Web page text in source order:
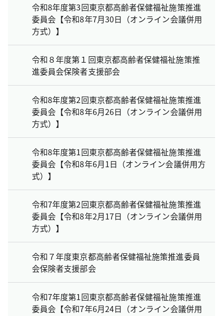
令和8年度第3回東京都高齢者保健福祉施策推進
委員会【令和8年7月30日（オンライン会議併用
方式）】
令和８年度第１回東京都高齢者保健福祉施策推
進委員会保険者支援部会
令和8年度第2回東京都高齢者保健福祉施策推進
委員会【令和8年6月26日（オンライン会議併用
方式）】
令和8年度第1回東京都高齢者保健福祉施策推進
委員会【令和8年6月1日（オンライン会議併用方
式）】
令和7年度第2回東京都高齢者保健福祉施策推進
委員会【令和8年2月17日（オンライン会議併用
方式）】
令和７年度東京都高齢者保健福祉施策推進委員
会保険者支援部会
令和7年度第1回東京都高齢者保健福祉施策推進
委員会【令和7年6月24日（オンライン会議併用